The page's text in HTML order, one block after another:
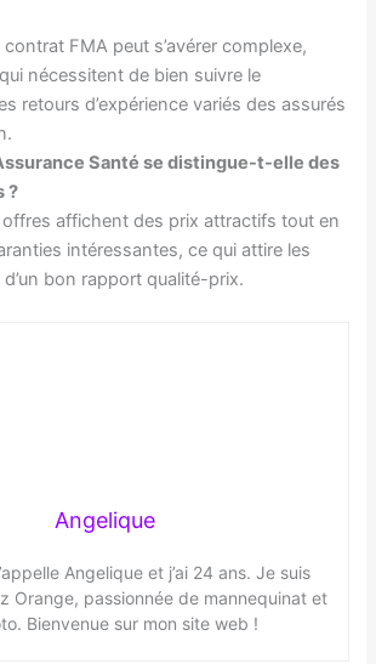
contrat FMA peut s’avérer complexe,
nécessitent de bien suivre le
retours d’expérience variés des assurés
Santé se distingue-t-elle des
?
affichent des prix attractifs tout en
intéressantes, ce qui attire les
bon rapport qualité-prix.
Angelique
Angelique et j’ai 24 ans. Je suis
Orange, passionnée de mannequinat et
Bienvenue sur mon site web !